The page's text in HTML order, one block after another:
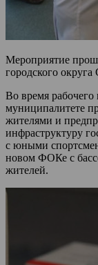
Мероприятие
городского округа
Во время рабочего
муниципалитете
жителями и
инфраструктуру
с юными
новом ФОКе с
жителей.